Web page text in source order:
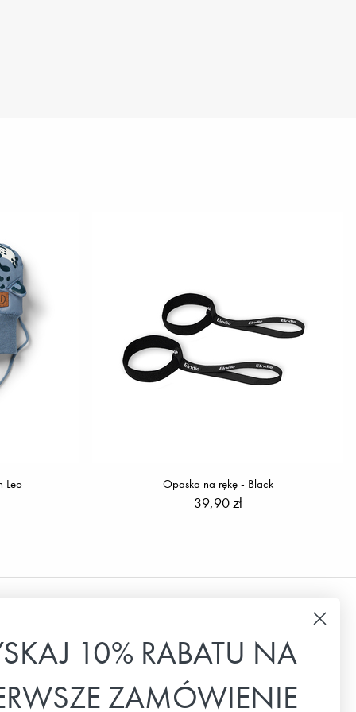
Leo Opaska na rękę - Black
39,90 zł
Zapisz się do naszego newslettera, aby
otrzymywać najnowsze wiadomości, oferty
specjalne i inspiracje.
10% RABATU NA
ZAMÓWIENIE